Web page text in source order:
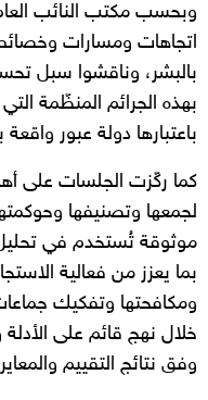
وبحسب مكتب النائب
اتجاهات ومسارات وخصائص
بالبشر، وناقشوا سبل
بهذه الجرائم المنظّمة التي
باعتبارها دولة عبور
كما ركّزت الجلسات على
لجمعها وتصنيفها
موثوقة تُستخدم في
بما يعزز من فعالية
ومكافحتها وتفكيك
خلال نهج قائم على
وفق نتائج التقييم